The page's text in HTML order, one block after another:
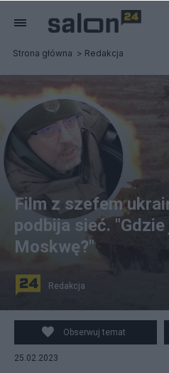
Strona główna Redakcja
Szef ukraińskiego MON
Leopardy, które dotarły w
Flickr)
Film z szefem
podbija sieć.
Moskwę?"
Redakcja
Obserwuj temat
25.02.2023